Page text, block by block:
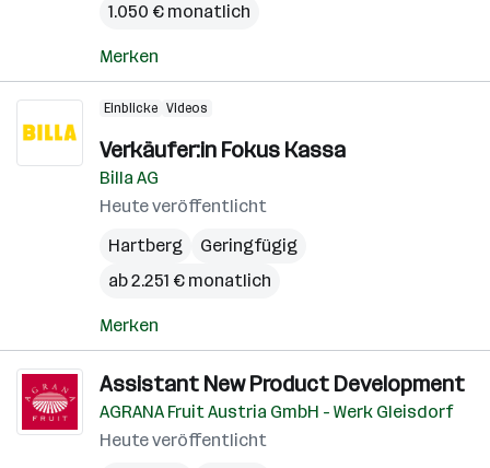
1.050 € monatlich
Merken
Einblicke Videos
Verkäufer:in Fokus Kassa
Billa AG
Heute veröffentlicht
Hartberg
Geringfügig
ab 2.251 € monatlich
Merken
Assistant New Product Development
AGRANA Fruit Austria GmbH - Werk Gleisdorf
Heute veröffentlicht